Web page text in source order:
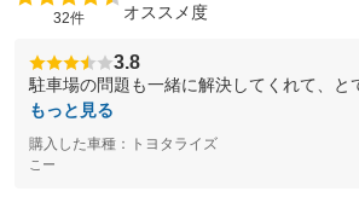
32件 オススメ度
3.8
駐車場の問題も一緒に解決してくれて、と
もっと見る
購入した車種：トヨタライズ
こー